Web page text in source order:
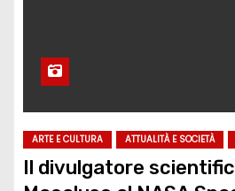
ARTE E CULTURA ATTUALITÀ E SOCIETÀ
Il divulgatore